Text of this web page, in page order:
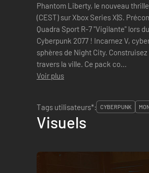
Phantom Liberty, le nouveau
(CEST) sur Xbox Series X|S.
Quadra Sport R-7 "Vigilante" lors du lancement
Cyberpunk 2077 ! Incarnez V,
sphères de Night City.
travers la ville. Ce pack co...
Voir plus
Tags utilisateurs*:
CYBERPUNK
Visuels